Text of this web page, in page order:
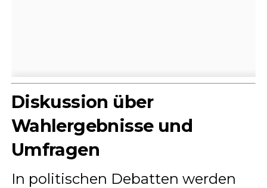
Diskussion über
Wahlergebnisse und
Umfragen
In politischen Debatten werden